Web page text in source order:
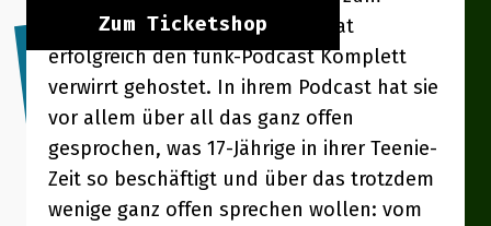
Zum Ticketshop
Talentnetzwerk von funk und hat
erfolgreich den funk-Podcast Komplett
verwirrt gehostet. In ihrem Podcast hat sie
vor allem über all das ganz offen
gesprochen, was 17-Jährige in ihrer Teenie-
Zeit so beschäftigt und über das trotzdem
wenige ganz offen sprechen wollen: vom